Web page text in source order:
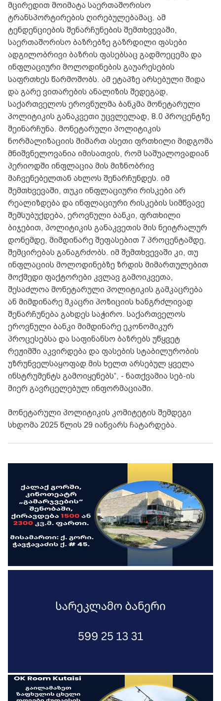
მცირედით მოიმატა საერთაშორისო
ტრანსპორტირების ღირებულებამაც. ამ
ტენდენციების შენარჩუნების შემთხვევაში,
საერთაშორისო ბაზრებზე გაზრდილი ფასები
ადგილობრივი ბაზრის ფასებსაც გადმოეცემა და
ინფლაციური მოლოდინების გაუარესების
საფრთხეს წარმოშობს. ამ ეტაპზე არსებული შიდა
და გარე ვითარების ანალიზის შედეგად,
საქართველოს ეროვნულმა ბანკმა მონეტარული
პოლიტიკის განაკვეთი უცვლელად, 8.0 პროცენტზე
შეინარჩუნა. მონეტარული პოლიტიკის
ნორმალიზაციის მიმართ ასეთი ფრთხილი მიდგომა
მნიშვნელოვანია იმისათვის, რომ საშუალოვადიან
პერიოდში ინფლაცია მის მიზნობრივ
მაჩვენებელთან ახლოს შენარჩუნდეს. იმ
შემთხვევაში, თუკი ინფლაციური რისკები არ
რეალიზდება და ინფლაციური რისკების სიმწვავე
შემსუბუქდება, ეროვნული ბანკი, ფრთხილი
ბიჯებით, პოლიტიკის განაკვეთის მის ნეიტრალურ
დონემდე, მიმდინარე შეფასებით 7 პროცენტამდე,
შემცირებას განაგრძობს. იმ შემთხვევაში კი, თუ
ინფლაციის მოლოდინებზე ზრდის მიმართულებით
მოქმედი ფაქტორები კვლავ გამოიკვეთა,
შესაძლოა მონეტარული პოლიტიკის გამკაცრება
ან მიმდინარე მკაცრი პოზიციის ხანგრძლივად
შენარჩუნება გახდეს საჭირო. საქართველოს
ეროვნული ბანკი მიმდინარე ეკონომიკურ
პროცესებსა და საფინანსო ბაზრებს უწყვეტ
რეჟიმში აკვირდება და ფასების სტაბილურობის
უზრუნველსაყოფად მის ხელთ არსებულ ყველა
ინსტრუმენტს გამოიყენებს“, - ნათქვამია სებ-ის
მიერ გავრცელებულ ინფორმაციაში.
მონეტარული პოლიტიკის კომიტეტის შემდეგი
სხდომა 2025 წლის 29 იანვარს ჩატარდება.